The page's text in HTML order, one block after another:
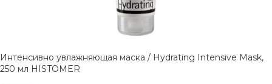
Интенсивно увлажняющая маска / Hydrating Intensive Mask,
250 мл HISTOMER